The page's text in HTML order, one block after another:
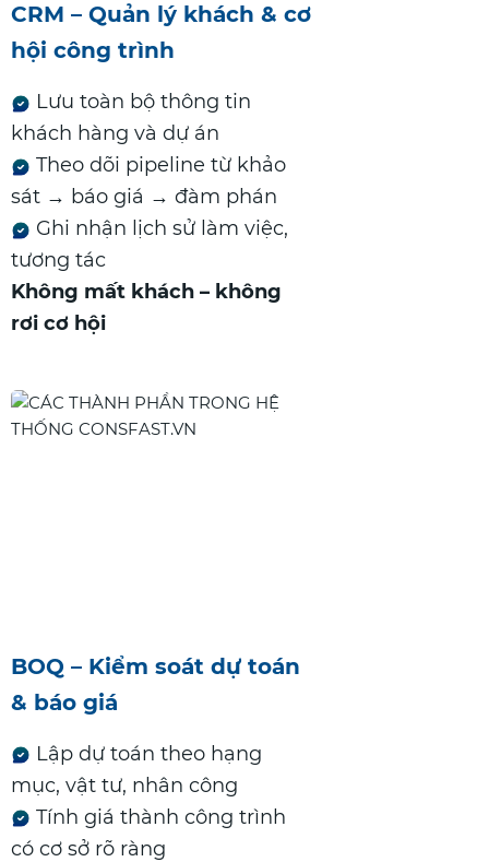
CRM – Quản lý khách & cơ
hội công trình
Lưu toàn bộ thông tin
khách hàng và dự án
Theo dõi pipeline từ khảo
sát → báo giá → đàm phán
Ghi nhận lịch sử làm việc,
tương tác
Không mất khách – không
rơi cơ hội
BOQ – Kiểm soát dự toán
& báo giá
Lập dự toán theo hạng
mục, vật tư, nhân công
Tính giá thành công trình
có cơ sở rõ ràng